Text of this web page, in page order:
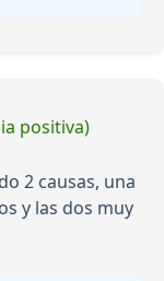
positiva)
2 causas, una
y las dos muy